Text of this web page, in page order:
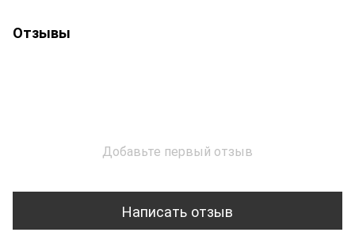
Отзывы
Добавьте первый отзыв
Написать отзыв